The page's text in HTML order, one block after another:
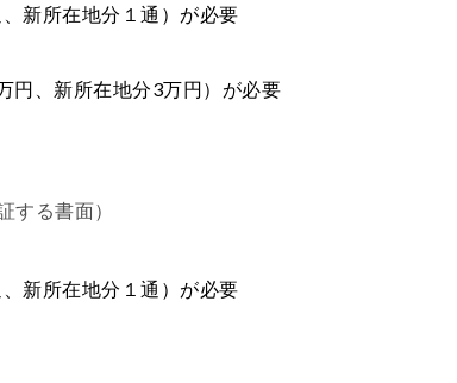
新所在地分１通）が必要
円、新所在地分3万円）が必要
する書面）
新所在地分１通）が必要